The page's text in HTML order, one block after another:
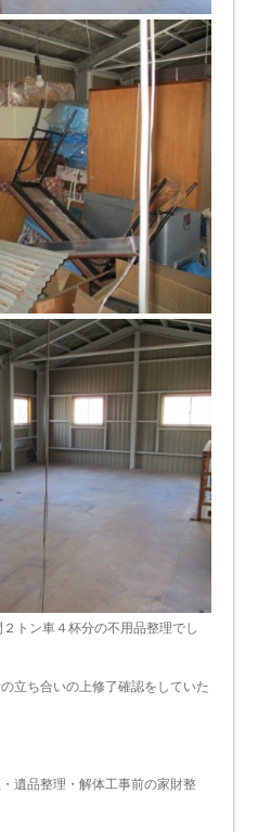
トン車４杯分の不用品整理でし
立ち合いの上修了確認をしていた
遺品整理・解体工事前の家財整